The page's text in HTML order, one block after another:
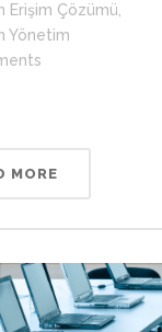
Erişim Çözümü,
Yönetim
MORE